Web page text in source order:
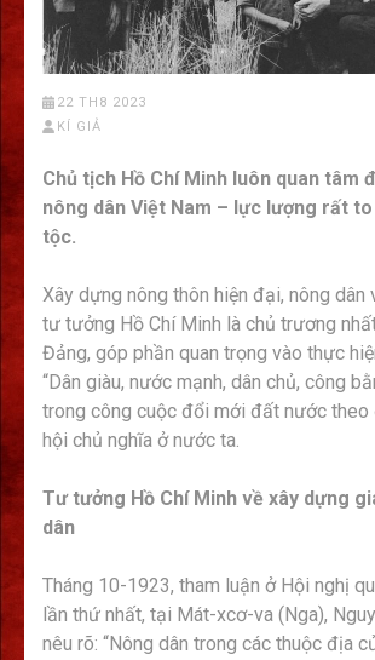
22 TH8 2023
KÍ GIẢ
Chủ tịch Hồ Chí Minh luôn quan tâm
nông dân Việt Nam – lực lượng rất
tộc.
Xây dựng nông thôn hiện đại, nông dân
tư tưởng Hồ Chí Minh là chủ trương
Đảng, góp phần quan trọng vào thực
“Dân giàu, nước mạnh, dân chủ, công
trong công cuộc đổi mới đất nước theo
hội chủ nghĩa ở nước ta.
Tư tưởng Hồ Chí Minh về xây dựng
dân
Tháng 10-1923, tham luận ở Hội nghị
lần thứ nhất, tại Mát-xcơ-va (Nga),
nêu rõ: “Nông dân trong các thuộc địa